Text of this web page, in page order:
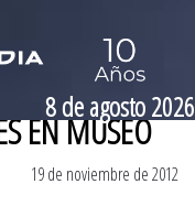
8 de agosto 2026
EN MUSEO
19 de noviembre de 2012